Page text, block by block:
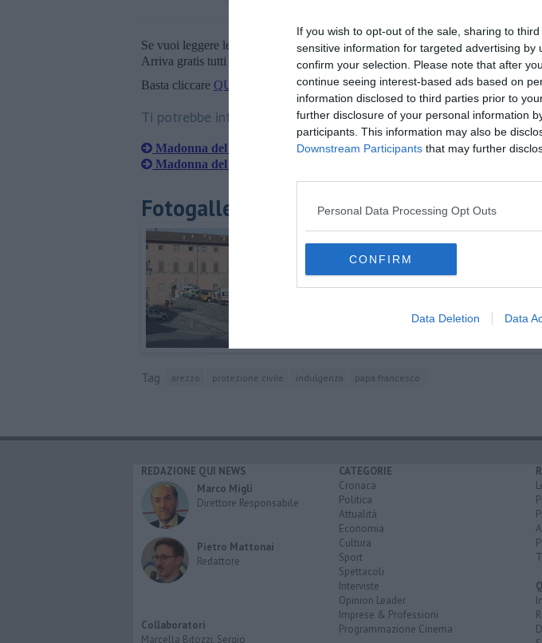
If you wish to opt-out of the sale, sharing to
sensitive information for targeted advertising
confirm your selection. Please note that after
continue seeing interest-based ads based on
information disclosed to third parties prior to
further disclosure of your personal information
participants. This information may also be
Downstream Participants that may further
Personal Data Processing Opt Outs
CONFIRM
Data Deletion Data
Se vuoi leggere le notizie principali della Toscana iscriviti allaNewsletter
Arriva gratis tutti i giorni alle 20:00 direttamente nella tua casella di posta.
Basta cliccare QUI
Ti potrebbe interessare anche:
Madonna del Conforto, inizia oggi la novena
Madonna del Conforto, devozione e intelligenza
Fotogallery
Tag arezzo protezione civile indulgenza papa francesco
REDAZIONE QUI NEWS
Marco Migli
Direttore Responsabile
Pietro Mattonai
Redattore
Collaboratori
Marcella Bitozzi, Sergio
CATEGORIE
Cronaca
Politica
Attualità
Economia
Cultura
Sport
Spettacoli
Interviste
Opinion Leader
Imprese & Professioni
Programmazione Cinema